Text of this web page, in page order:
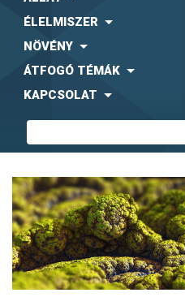
ÉLELMISZER
NÖVÉNY
ÁTFOGÓ TÉMÁK
KAPCSOLAT